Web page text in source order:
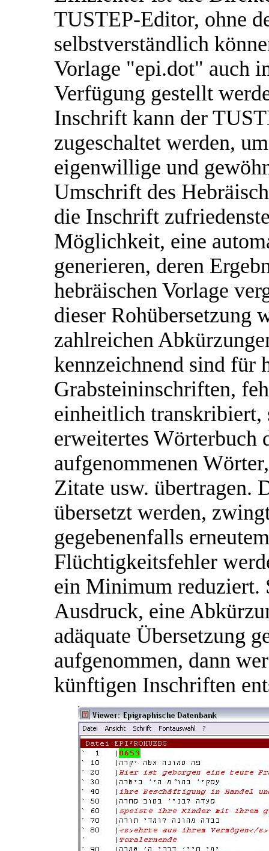
TUSTEP-Editor, ohne
selbstverständlich
Vorlage "epi.dot" auch
Verfügung gestellt
Inschrift kann der
zugeschaltet werden,
eigenwillige und
Umschrift des
die Inschrift
Möglichkeit, eine
generieren, deren
hebräischen Vorlage
dieser Rohübersetzung
zahlreichen
kennzeichnend sind für
Grabsteininschriften,
einheitlich transkribiert,
erweitertes Wörterbuch
aufgenommenen
Zitate usw. übertragen.
übersetzt werden,
gegebenenfalls
Flüchtigkeitsfehler
ein Minimum reduziert.
Ausdruck, eine
adäquate Übersetzung
aufgenommen, dann
künftigen Inschriften